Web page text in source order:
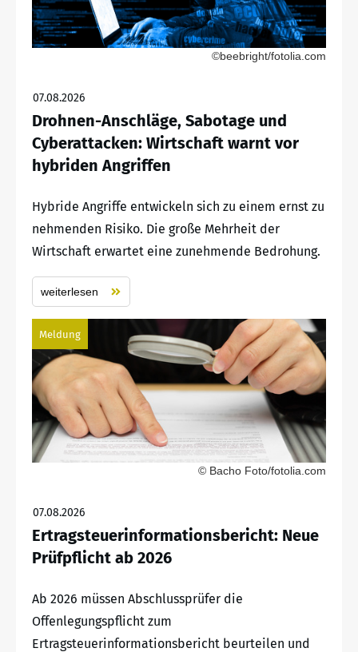
©beebright/fotolia.com
07.08.2026
Drohnen-Anschläge, Sabotage und
Cyberattacken: Wirtschaft warnt vor
hybriden Angriffen
Hybride Angriffe entwickeln sich zu einem ernst zu
nehmenden Risiko. Die große Mehrheit der
Wirtschaft erwartet eine zunehmende Bedrohung.
weiterlesen
Meldung
© Bacho Foto/fotolia.com
07.08.2026
Ertragsteuerinformationsbericht: Neue
Prüfpflicht ab 2026
Ab 2026 müssen Abschlussprüfer die
Offenlegungspflicht zum
Ertragsteuerinformationsbericht beurteilen und